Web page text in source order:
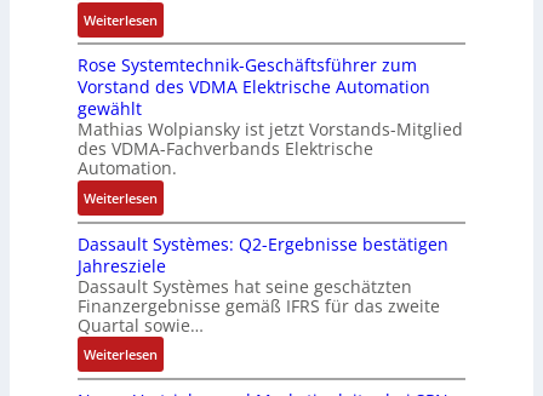
c
k
l
u
n
g
s
k
r
ä
f
t
e
r
tc
h
i
n
e
n
-
A
n
l
a
g
e
M
u
l
t
t
u
r
n
-
K
i
t
E
n
c
s
e
r
t
L
a
s
e
r
t
r
i
a
n
g
Weiterlesen:
D
a
s
T
-
R
ü
c
k
g
r
a
t
d
e
Rose Systemtechnik-Geschäftsführer zum
Vorstand des VDMA Elektrische Automation
gewählt
Mathias Wolpiansky ist jetzt Vorstands-Mitglied
des VDMA-Fachverbands Elektrische
Automation.
Weiterlesen:
R
o
s
e
S
y
s
t
Dassault Systèmes: Q2-Ergebnisse bestätigen
Jahresziele
Dassault Systèmes hat seine geschätzten
Finanzergebnisse gemäß IFRS für das zweite
Quartal sowie…
Weiterlesen:
D